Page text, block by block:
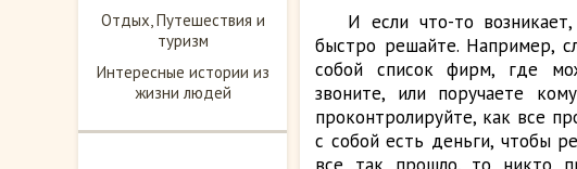
Отдых, Путешествия и
туризм
Интересные истории из
жизни людей
И если что-то
быстро решайте. Например,
собой список фирм, где
звоните, или поручаете
проконтролируйте, как все
с собой есть деньги, чтобы